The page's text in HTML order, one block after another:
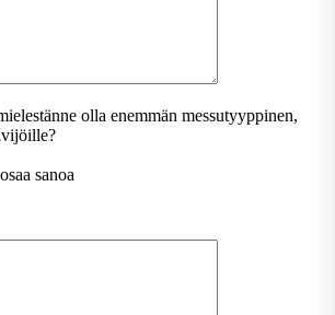
olla enemmän messutyyppinen,
sanoa